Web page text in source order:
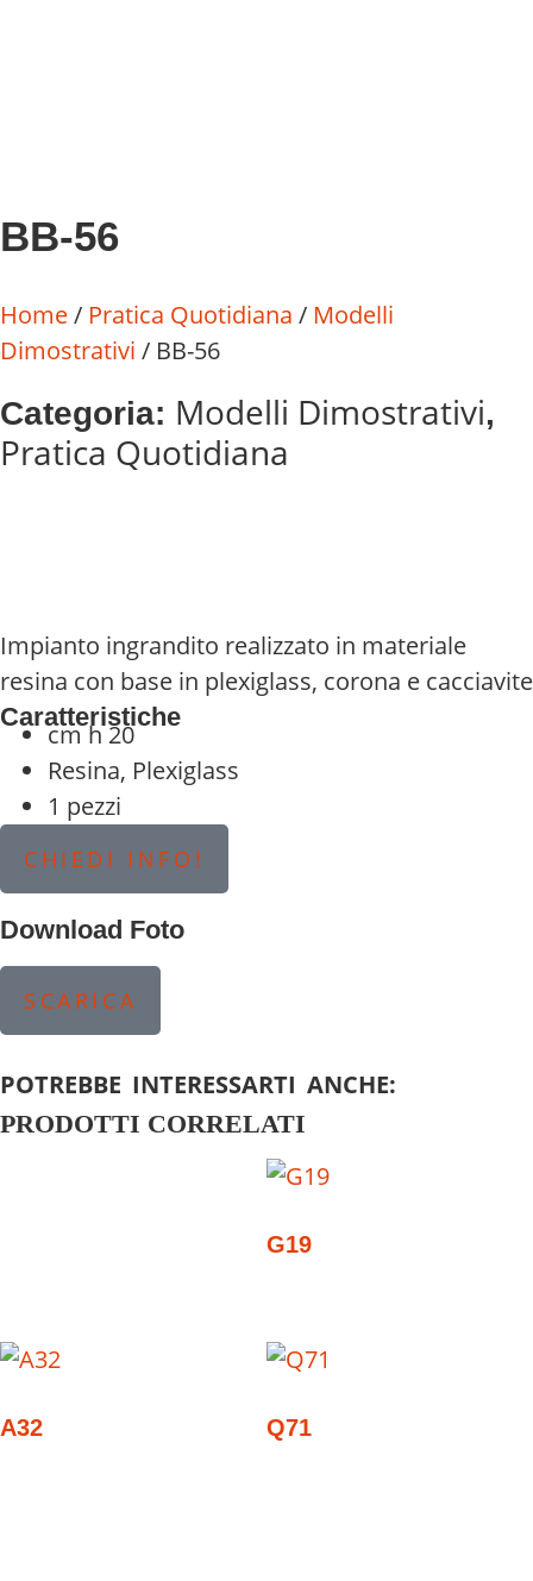
BB-56
Home/ Pratica Quotidiana / Modelli
Dimostrativi / BB-56
Categoria: Modelli Dimostrativi,
Pratica Quotidiana
Impianto ingrandito realizzato in materiale
resina con base in plexiglass, corona e cacciavite
Caratteristiche
cm h 20
Resina, Plexiglass
1 pezzi
CHIEDI INFO!
Download Foto
SCARICA
POTREBBE INTERESSARTI ANCHE:
PRODOTTI CORRELATI
G19
A32 Q71